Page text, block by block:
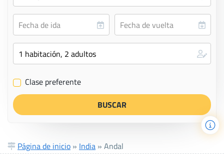
✔ Clase preferente
Página de inicio » India » Andal